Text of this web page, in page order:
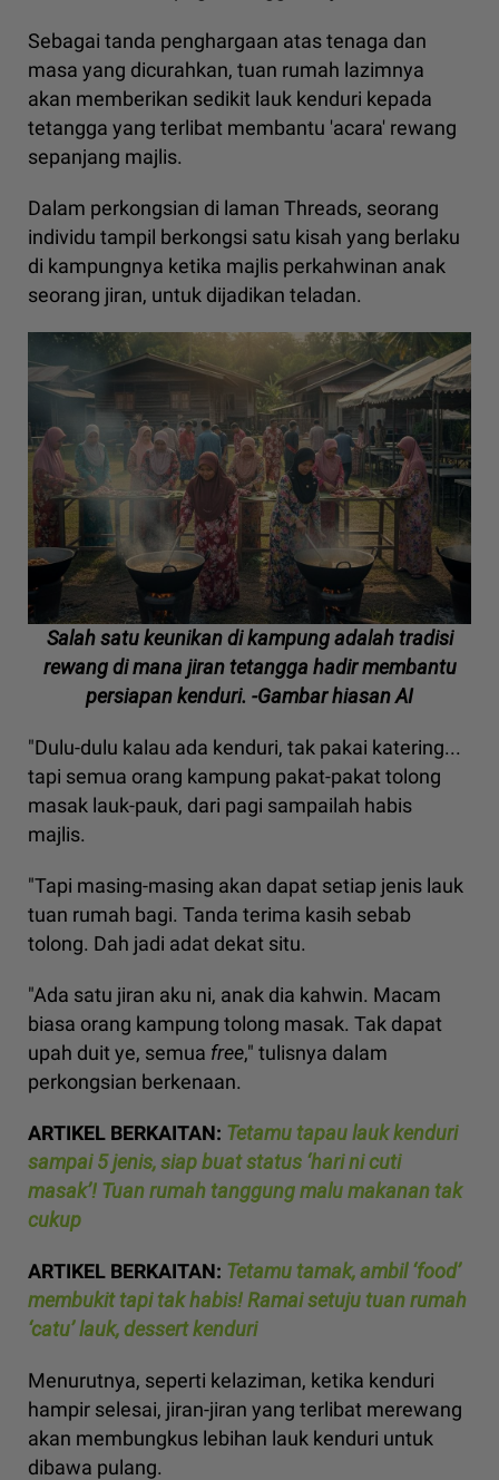
Sebagai tanda penghargaan atas tenaga dan
masa yang dicurahkan, tuan rumah lazimnya
akan memberikan sedikit lauk kenduri kepada
tetangga yang terlibat membantu 'acara' rewang
sepanjang majlis.
Dalam perkongsian di laman Threads, seorang
individu tampil berkongsi satu kisah yang berlaku
di kampungnya ketika majlis perkahwinan anak
seorang jiran, untuk dijadikan teladan.
Salah satu keunikan di kampung adalah tradisi
rewang di mana jiran tetangga hadir membantu
persiapan kenduri. -Gambar hiasan AI
"Dulu-dulu kalau ada kenduri, tak pakai katering...
tapi semua orang kampung pakat-pakat tolong
masak lauk-pauk, dari pagi sampailah habis
majlis.
"Tapi masing-masing akan dapat setiap jenis lauk
tuan rumah bagi. Tanda terima kasih sebab
tolong. Dah jadi adat dekat situ.
"Ada satu jiran aku ni, anak dia kahwin. Macam
biasa orang kampung tolong masak. Tak dapat
upah duit ye, semua free," tulisnya dalam
perkongsian berkenaan.
ARTIKEL BERKAITAN: Tetamu tapau lauk kenduri
sampai 5 jenis, siap buat status ‘hari ni cuti
masak’! Tuan rumah tanggung malu makanan tak
cukup
ARTIKEL BERKAITAN: Tetamu tamak, ambil ‘food’
membukit tapi tak habis! Ramai setuju tuan rumah
‘catu’ lauk, dessert kenduri
Menurutnya, seperti kelaziman, ketika kenduri
hampir selesai, jiran-jiran yang terlibat merewang
akan membungkus lebihan lauk kenduri untuk
dibawa pulang.